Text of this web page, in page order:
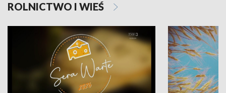
ROLNICTWO I WIEŚ